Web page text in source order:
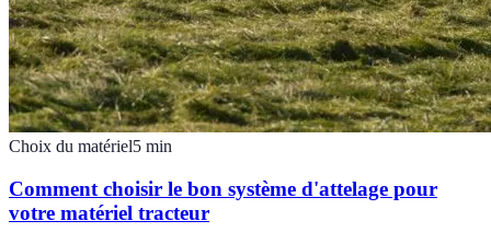
Choix du matériel5 min
Comment choisir le bon système d'attelage pour
votre matériel tracteur